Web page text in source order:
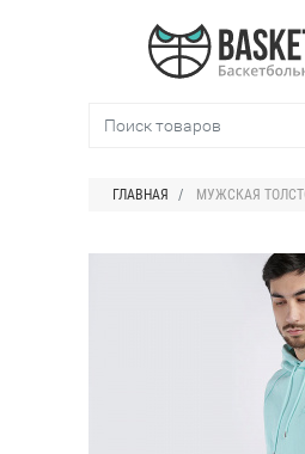
ГЛАВНАЯ МУЖСКАЯ ТОЛСТОВКА JORDAN